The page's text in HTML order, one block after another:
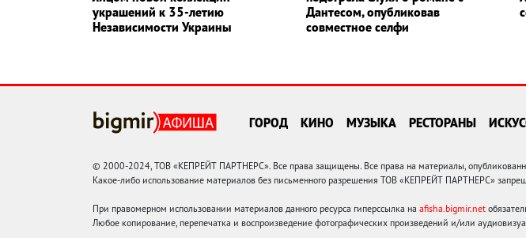
украшений к 35-летию
Независимости Украины
Дантесом, опубликовав
совместное селфи
ГОРОД КИНО МУЗЫКА РЕСТОРАНЫ
© 2000-2024, ТОВ «КЕПРЕЙТ ПАРТНЕРС». Все права защищены. Все права на материалы,
Какое-либо использование материалов без письменного разрешения ТОВ «КЕПРЕЙТ ПАРТНЕРС»
При правомерном использовании материалов данного ресурса гиперссылка на afisha.bigmir.net
Любое копирование, перепечатка и воспроизведение фотографических произведений и/или